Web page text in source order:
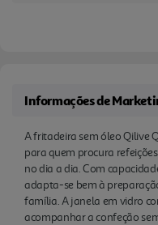
Informações de
A fritadeira sem óleo Qilive
para quem procura
no dia a dia. Com
adapta-se bem à
família. A janela em vidro
acompanhar a confeção